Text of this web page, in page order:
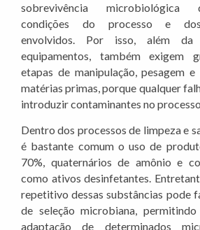
sobrevivência microbiológica
condições do processo e dos
envolvidos. Por isso, além da
equipamentos, também exigem
etapas de manipulação, pesagem
matérias primas, porque qualquer
introduzir contaminantes no
Dentro dos processos de limpeza e
é bastante comum o uso de
70%, quaternários de amônio e
como ativos desinfetantes.
repetitivo dessas substâncias pode
de seleção microbiana,
adaptação de determinados